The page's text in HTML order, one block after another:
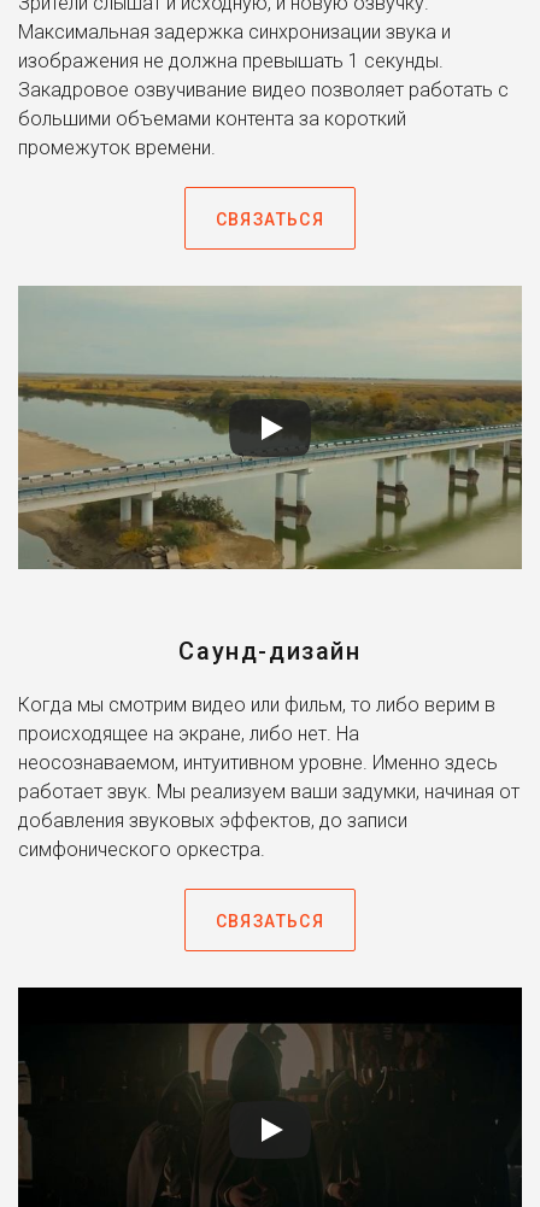
Максимальная задержка синхронизации звука и
изображения не должна превышать 1 секунды.
Закадровое озвучивание видео позволяет работать с
большими объемами контента за короткий
промежуток времени.
СВЯЗАТЬСЯ
Саунд-дизайн
Когда мы смотрим видео или фильм, то либо верим в
происходящее на экране, либо нет. На
неосознаваемом, интуитивном уровне. Именно здесь
работает звук. Мы реализуем ваши задумки, начиная от
добавления звуковых эффектов, до записи
симфонического оркестра.
СВЯЗАТЬСЯ